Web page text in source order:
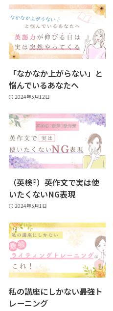
「なかなか上がらない」と
悩んでいるあなたへ
2024年5月12日
（英検®）英作文で実は使
いたくないNG表現
2024年5月1日
私の講座にしかない最強ト
レーニング